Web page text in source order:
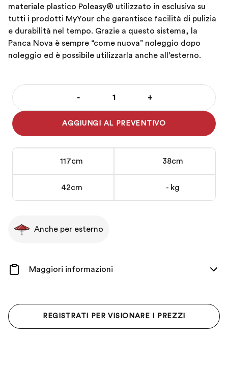
materiale plastico Poleasy® utilizzato in esclusiva su
tutti i prodotti MyYour che garantisce facilità di pulizia
e durabilità nel tempo. Grazie a questo sistema, la
Panca Nova è sempre “come nuova” noleggio dopo
noleggio ed è possibile utilizzarla anche all’esterno.
-
Panca
Verde
+
AGGIUNGI AL PREVENTIVO
117cm 38cm
42cm - kg
Anche per esterno
Maggiori informazioni
REGISTRATI PER VISIONARE I PREZZI